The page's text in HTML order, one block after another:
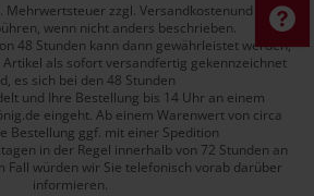
Mehrwertsteuer zzgl. Versandkostenund ggf.
wenn nicht anders beschrieben.
48 Stunden kann dann gewährleistet werden,
als sofort versandfertig gekennzeichnet
es sich bei den 48 Stunden
und Ihre Bestellung bis 14 Uhr an einem
eingeht. Ab einem Warenwert von circa
Bestellung ggf. mit einer Spedition
in der Regel innerhalb von 72 Stunden an
Fall würden wir Sie telefonisch vorab darüber
informieren.